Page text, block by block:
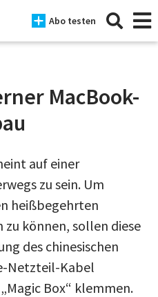
Abo testen
MacBook-
auf einer
zu sein. Um
heißbegehrten
können, sollen diese
des chinesischen
Netzteil-Kabel
Box“ klemmen.